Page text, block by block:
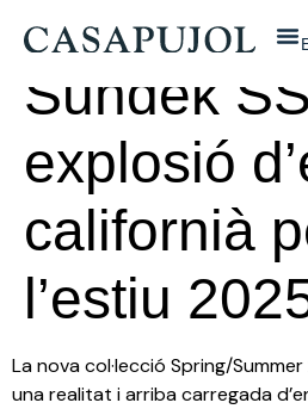
Sundek
explosió
californià
l’estiu
La nova col·lecció Spring/
una realitat i arriba carregada